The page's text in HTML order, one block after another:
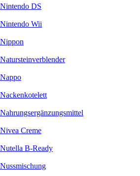
Nintendo DS
Nintendo Wii
Nippon
Natursteinverblender
Nappo
Nackenkotelett
Nahrungsergänzungsmittel
Nivea Creme
Nutella B-Ready
Nussmischung